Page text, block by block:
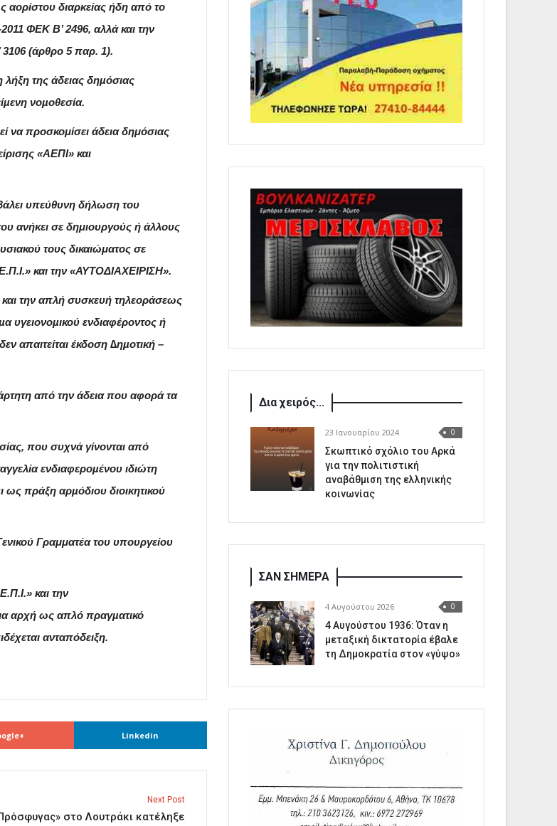
διαρκείας ήδη από το
ΦΕΚ Β’ 2496, αλλάκαι την
(άρθρο 5 παρ. 1).
της άδειας δηµόσιας
νοµοθεσία.
να προσκομίσει άδεια δημόσιας
«ΑΕΠΙ» και
υπεύθυνη δήλωση του
ανήκει σε δημιουργούς ή άλλους
τους δικαιώματος σε
και την «ΑΥΤΟΔΙΑΧΕΙΡΙΣΗ».
την απλή συσκευή τηλεοράσεως
υγειονοµικού ενδιαφέροντος ή
απαιτείται έκδοση ∆ηµοτική –
από την άδεια που αφορά τα
που συχνά γίνονται από
ενδιαφεροµένου ιδιώτη
ως πράξη αρµόδιου διοικητικού
Γραμματέα του υπουργείου
και την
αρχή ως απλό πραγµατικό
ανταπόδειξη.
Linkedin
Next Post
στο Λουτράκι κατέληξε
Δια χειρός...
23 Ιανουαρίου 2024 0
Σκωπτικό σχόλιο του Αρκά
για την πολιτιστική
αναβάθμιση της ελληνικής
κοινωνίας
ΣΑΝ ΣΗΜΕΡΑ
4 Αυγούστου 2026 0
4 Αυγούστου 1936: Όταν η
μεταξική δικτατορία έβαλε
τη Δημοκρατία στον «γύψο»